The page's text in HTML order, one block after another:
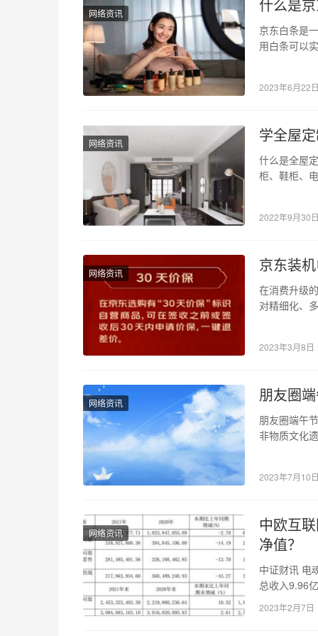
网络资讯 什么是
京东白条是
用白条可以
2023年6月22
网络资讯 学全屋
什么是全屋
柜、鞋柜、
2022年9月30
网络资讯 京东装
在消费升级
对精细化、
2023年3月8日
网络资讯 朋友圈
朋友圈端午
非物质文化
2023年7月10
网络资讯
中欧互
净值？
中证财讯 电
总收入9.96
2023年2月7日